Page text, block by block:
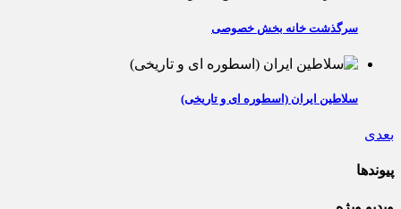
سرگذشت خانه بخش خصوصی
سلاطین ایران (اسطوره ای و تاریخی)
بعدی
پیوندها